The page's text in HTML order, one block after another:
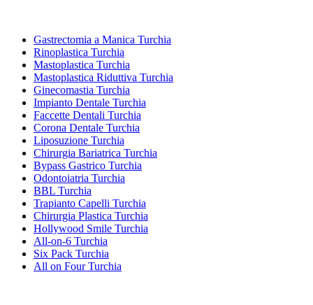
Gastrectomia a Manica Turchia
Rinoplastica Turchia
Mastoplastica Turchia
Mastoplastica Riduttiva Turchia
Ginecomastia Turchia
Impianto Dentale Turchia
Faccette Dentali Turchia
Corona Dentale Turchia
Liposuzione Turchia
Chirurgia Bariatrica Turchia
Bypass Gastrico Turchia
Odontoiatria Turchia
BBL Turchia
Trapianto Capelli Turchia
Chirurgia Plastica Turchia
Hollywood Smile Turchia
All-on-6 Turchia
Six Pack Turchia
All on Four Turchia